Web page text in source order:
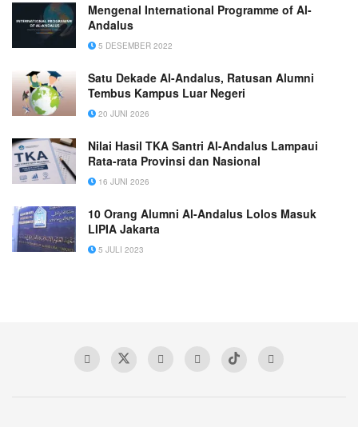
Mengenal International Programme of Al-
Andalus
5 DESEMBER 2022
Satu Dekade Al-Andalus, Ratusan Alumni
Tembus Kampus Luar Negeri
20 JUNI 2026
Nilai Hasil TKA Santri Al-Andalus Lampaui
Rata-rata Provinsi dan Nasional
16 JUNI 2026
10 Orang Alumni Al-Andalus Lolos Masuk
LIPIA Jakarta
5 JULI 2023